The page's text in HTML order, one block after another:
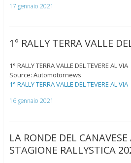
17 gennaio 2021
1° RALLY TERRA VALLE
1° RALLY TERRA VALLE DEL TEVERE AL VIA
Source: Automotornews
1° RALLY TERRA VALLE DEL TEVERE AL VIA
16 gennaio 2021
LA RONDE DEL CANAVESE
STAGIONE RALLYSTICA